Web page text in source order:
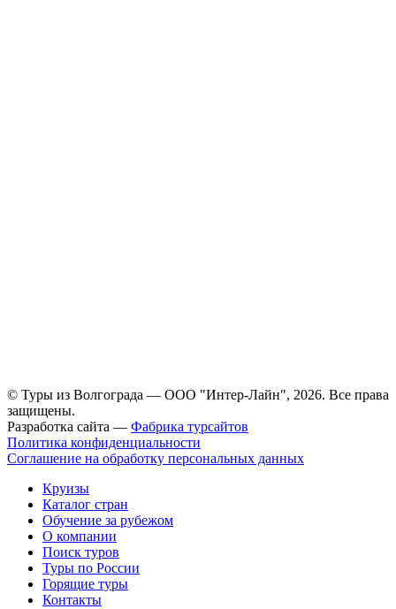
© Туры из Волгограда — ООО "Интер-Лайн", 2026. Все права
защищены.
Разработка сайта — Фабрика турсайтов
Политика конфиденциальности
Соглашение на обработку персональных данных
Круизы
Каталог стран
Обучение за рубежом
О компании
Поиск туров
Туры по России
Горящие туры
Контакты